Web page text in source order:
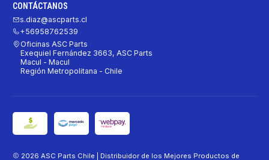
CONTÁCTANOS
s.diaz@ascparts.cl
+56958762539
Oficinas ASC Parts
Exequiel Fernández 3663, ASC Parts
Macul - Macul
Región Metropolitana - Chile
2026 ASC Parts Chile | Distribuidor de los Mejores Productos de